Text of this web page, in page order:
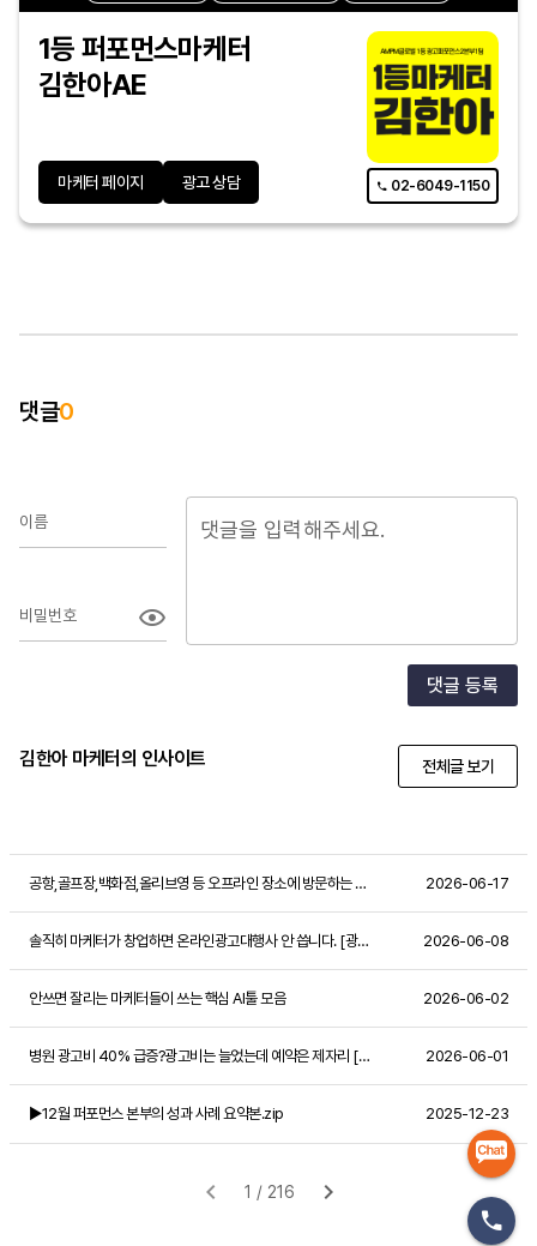
1등 퍼포먼스마케터
김한아AE
마케터 페이지 광고 상담 02-6049-1150
댓글0
이름
비밀번호
댓글 등록
김한아 마케터의 인사이트 전체글 보기
공항,골프장,백화점,올리브영 등 오프라인 장소에 방문하는 타겟에게 온라인 광고가 가능하다고? 2026-06-17
솔직히 마케터가 창업하면 온라인광고대행사 안 씁니다. [광고대행사01] 2026-06-08
안쓰면 잘리는 마케터들이 쓰는 핵심 AI툴 모음 2026-06-02
병원 광고비 40% 급증?광고비는 늘었는데 예약은 제자리 [병의원 내원 전환 공식] 2026-06-01
▶12월 퍼포먼스 본부의 성과 사례 요약본.zip 2025-12-23